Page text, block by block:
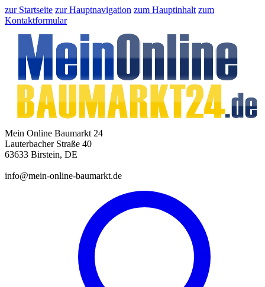
zur Startseite zur Hauptnavigation zum Hauptinhalt zum
Kontaktformular
Mein Online Baumarkt 24
Lauterbacher Straße 40
63633 Birstein, DE
info@mein-online-baumarkt.de